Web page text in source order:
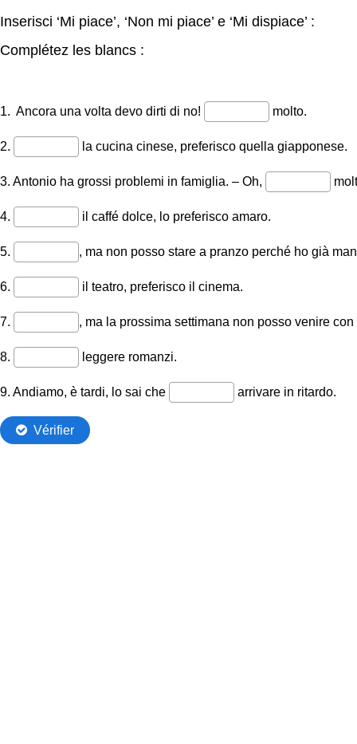
Inserisci ‘Mi piace’, ‘Non mi piace’ e ‘Mi dispiace’ :
Complétez les blancs :
1. Ancora una volta devo dirti di no! molto.
2. la cucina cinese, preferisco quella giapponese.
3. Antonio ha grossi problemi in famiglia. – Oh,
4. il caffé dolce, lo preferisco amaro.
5. , ma non posso stare a pranzo perché ho già
6. il teatro, preferisco il cinema.
7. , ma la prossima settimana non posso venire con
8. leggere romanzi.
9. Andiamo, è tardi, lo sai che arrivare in ritardo.
Vérifier